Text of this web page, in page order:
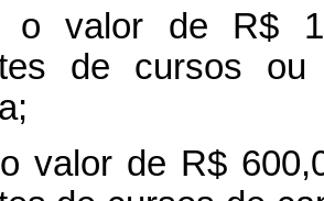
valor de R$
de cursos
valor de R$